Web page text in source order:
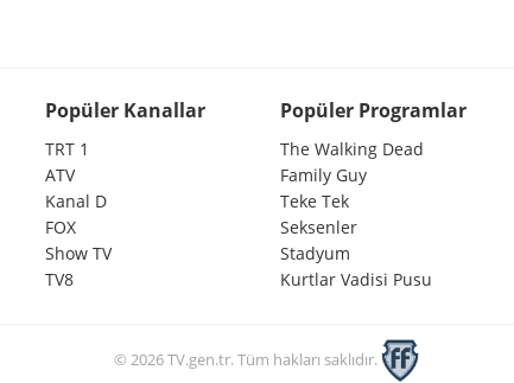
Popüler Kanallar
TRT 1
ATV
Kanal D
FOX
Show TV
TV8
Popüler Programlar
The Walking Dead
Family Guy
Teke Tek
Seksenler
Stadyum
Kurtlar Vadisi Pusu
© 2026 TV.gen.tr. Tüm hakları saklıdır.